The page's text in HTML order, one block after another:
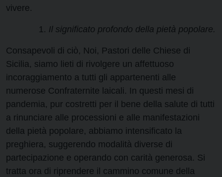
vivere.
Il significato profondo della pietà popolare.
Consapevoli di ciò, Noi, Pastori delle Chiese di
Sicilia, siamo lieti di rivolgere un affettuoso
incoraggiamento a tutti gli appartenenti alle
numerose Confraternite laicali. In questi mesi di
pandemia, pur costretti per il bene della salute di tutti
a rinunciare alle processioni e alle manifestazioni
della pietà popolare, abbiamo intensificato la
preghiera, suggerendo modalità diverse di
partecipazione e operando con carità generosa. Si
tratta ora di riprendere il cammino comune della